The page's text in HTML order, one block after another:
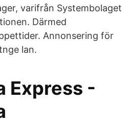
varifrån Systembolaget
Därmed
Annonsering för
lan.
Express -